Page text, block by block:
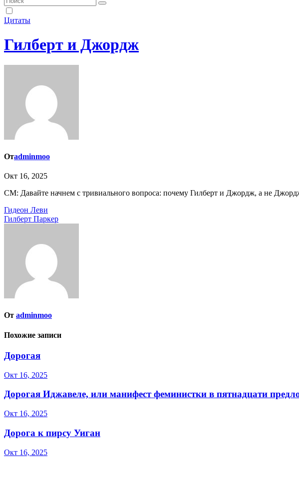
Цитаты
Гилберт и Джордж
Отadminmoo
Окт 16, 2025
СМ: Давайте начнем с тривиального вопроса: почему Гилберт и Джордж, а не
Навигация
по
Гидеон Леви
Гилберт Паркер
От adminmoo
Похожие записи
Дорогая
Окт 16, 2025
Дорогая Иджавеле, или манифест феминистки в пятнадцати
Окт 16, 2025
Дорога к пирсу Уиган
Окт 16, 2025